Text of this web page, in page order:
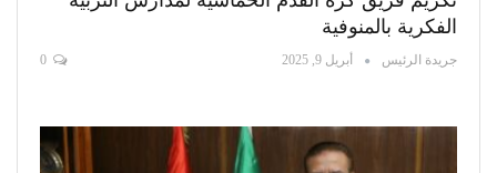
الفكرية بالمنوفية
جريدة الرئيس أبريل 9, 2025